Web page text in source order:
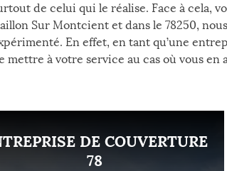
de celui qui le réalise. Face à cela,
Sur Montcient et dans le 78250,
En effet, en tant qu’une
mettre à votre service au cas où vous en
DE COUVERTURE
78